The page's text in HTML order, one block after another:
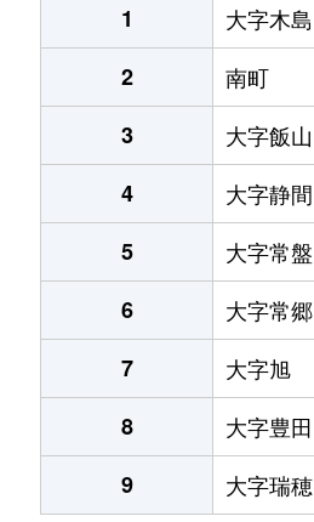
1
大字木島
2
南町
3
大字飯山
4
大字静間
5
大字常盤
6
大字常郷
7
大字旭
8
大字豊田
9
大字瑞穂